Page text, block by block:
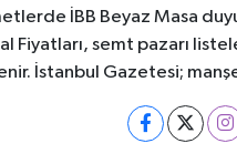
İBB Beyaz Masa
Fiyatları, semt pazarı
İstanbul Gazetesi;